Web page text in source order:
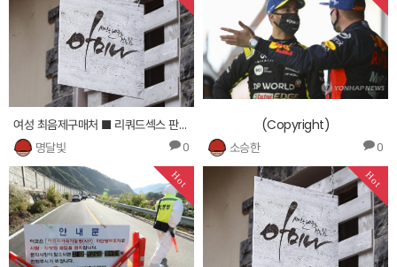
여성 최음제구매처 ■ 리쿼드섹스 판매가격 □
명달빛
0
(Copyright)
소승한
0
Hot Hot